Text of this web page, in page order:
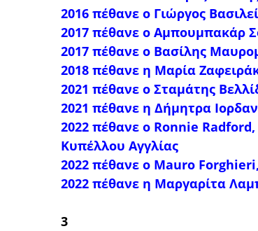
2016 πέθανε ο Γιώργος
2017 πέθανε ο Αμπουμπακάρ
2017 πέθανε ο Βασίλης
2018 πέθανε η Μαρία
2021 πέθανε ο Σταμάτης
2021 πέθανε η Δήμητρα
2022 πέθανε ο Ronnie
Κυπέλλου Αγγλίας
2022 πέθανε ο Mauro
2022 πέθανε η Μαργαρίτα
3